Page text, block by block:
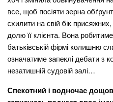
все, щоб посіяти зерна
схилити на свій бік
долю її клієнта. Вона
батьківській фірмі колишню
означатиме запеклі дебати з
незатишній судовій залі…
Спекотний і водночас